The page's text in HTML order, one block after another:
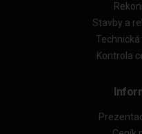
Stavby a
Kontrola